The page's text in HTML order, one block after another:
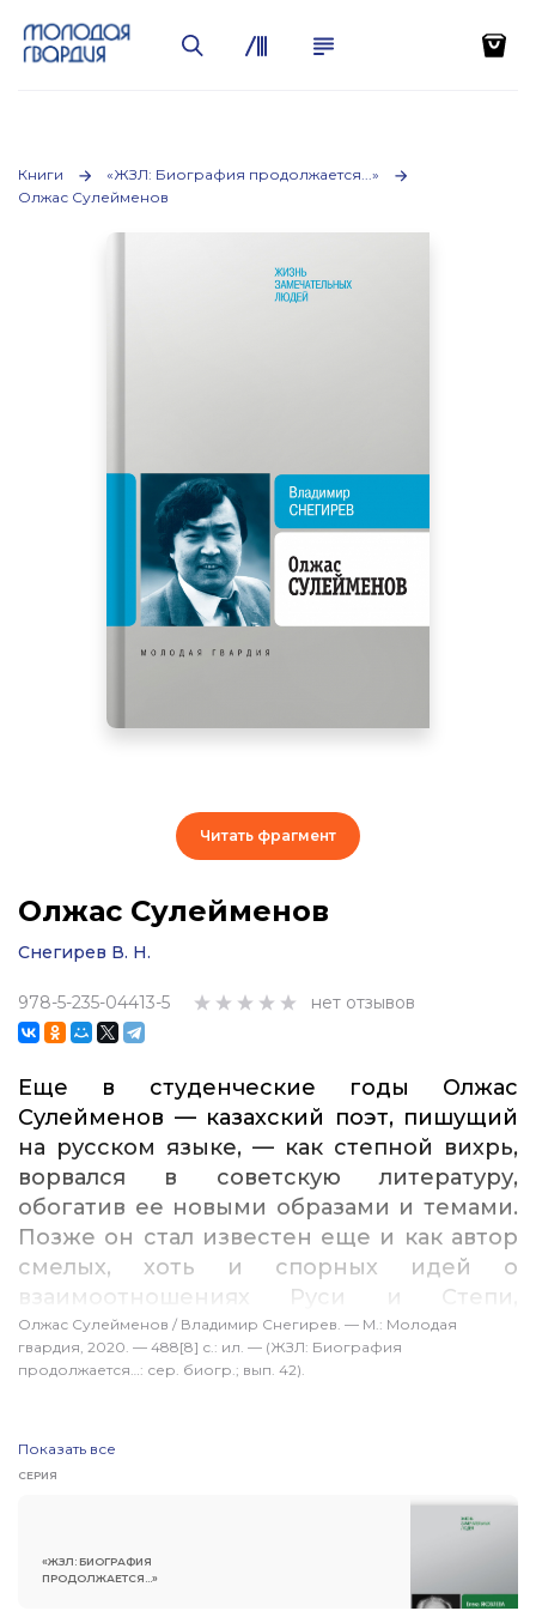
Книги
«ЖЗЛ: Биография продолжается...»
Олжас Сулейменов
Олжас Сулейменов
Снегирев В. Н.
978-5-235-04413-5 нет отзывов
Еще в студенческие годы Олжас
Сулейменов — казахский поэт, пишущий
на русском языке, — как степной вихрь,
ворвался в советскую литературу,
обогатив ее новыми образами и темами.
Позже он стал известен еще и как автор
смелых, хоть и спорных идей о
взаимоотношениях Руси и Степи,
русской и тюркской культуры, и как
общественный деятель, выступивший в
ставший одним из самых авторитетных
политиков молодой республики. О жизни
Олжаса Омаровича, полной
драматических поворотов, творческих
достижений, общения с выдающимися
современниками, рассказывает его
Олжас Сулейменов / Владимир Снегирев. — М.: Молодая
гвардия, 2020. — 488[8] с.: ил. — (ЖЗЛ: Биография
продолжается…: сер. биогр.; вып. 42).
Показать все
СЕРИЯ
«ЖЗЛ: БИОГРАФИЯ
ПРОДОЛЖАЕТСЯ...»
Читать фрагмент